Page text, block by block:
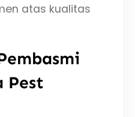
atas kualitas
Pest